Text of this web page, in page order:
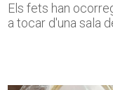
Els fets han
a tocar d'una sala